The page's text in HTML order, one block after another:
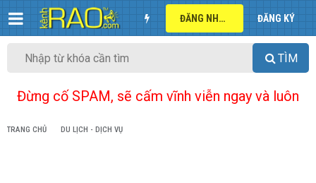
ĐĂNG NHẬP ĐĂNG KÝ
TÌM
Đừng cố SPAM, sẽ cấm vĩnh viễn ngay và luôn
TRANG CHỦ DU LỊCH - DỊCH VỤ